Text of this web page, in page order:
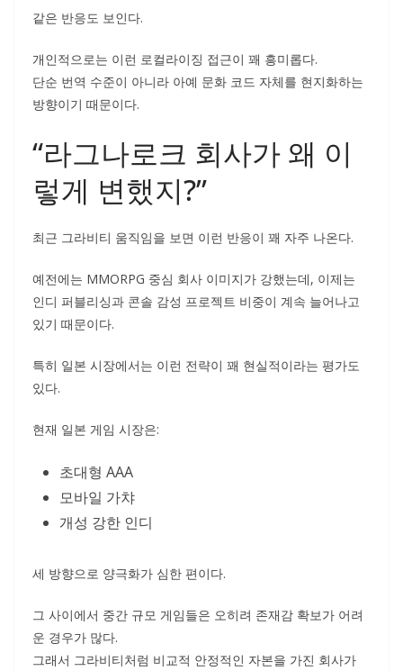
같은 반응도 보인다.
개인적으로는 이런 로컬라이징 접근이 꽤 흥미롭다.
단순 번역 수준이 아니라 아예 문화 코드 자체를 현지화하는
방향이기 때문이다.
“라그나로크 회사가 왜 이
렇게 변했지?”
최근 그라비티 움직임을 보면 이런 반응이 꽤 자주 나온다.
예전에는 MMORPG 중심 회사 이미지가 강했는데, 이제는
인디 퍼블리싱과 콘솔 감성 프로젝트 비중이 계속 늘어나고
있기 때문이다.
특히 일본 시장에서는 이런 전략이 꽤 현실적이라는 평가도
있다.
현재 일본 게임 시장은:
초대형 AAA
모바일 가챠
개성 강한 인디
세 방향으로 양극화가 심한 편이다.
그 사이에서 중간 규모 게임들은 오히려 존재감 확보가 어려
운 경우가 많다.
그래서 그라비티처럼 비교적 안정적인 자본을 가진 회사가